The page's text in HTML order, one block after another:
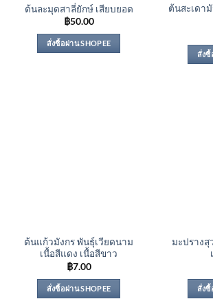
ต้นละมุดสาลี่ยักษ์ เสียบยอด
฿50.00
สั่งซื้อผ่าน SHOPEE
ต้นสะเดา
สั่งซื้
ต้นแก้วมังกร พันธุ์เวียดนาม
เนื้อสีแดง เนื้อสีขาว
฿7.00
สั่งซื้อผ่าน SHOPEE
มะปราง
สั่งซื้